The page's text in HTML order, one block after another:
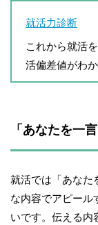
就活力診断
これから就活
活偏差値がわか
「あなたを一
就活では「あなた
な内容でアピール
いです。伝える内